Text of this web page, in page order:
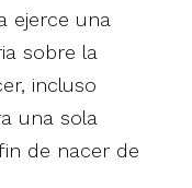
ejerce una
sobre la
incluso
una sola
de nacer de